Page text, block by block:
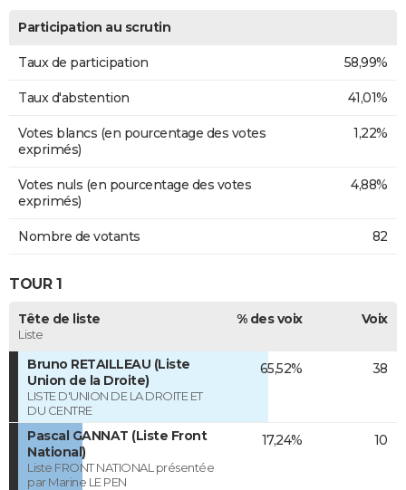
Participation au scrutin
Taux de participation 58,99%
Taux d'abstention 41,01%
Votes blancs (en pourcentage des votes
exprimés)
1,22%
Votes nuls (en pourcentage des votes
exprimés)
4,88%
Nombre de votants 82
TOUR 1
Tête de liste
Liste
% des voix Voix
Bruno RETAILLEAU (Liste
Union de la Droite)
LISTE D'UNION DE LA DROITE ET
DU CENTRE
65,52% 38
Pascal GANNAT (Liste Front
National)
Liste FRONT NATIONAL présentée
par Marine LE PEN
17,24% 10